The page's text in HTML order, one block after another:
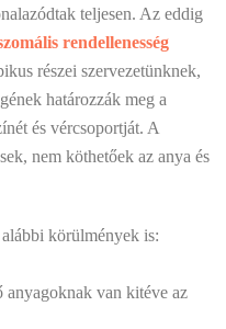
teljesen. Az eddig
rendellenesség
részei szervezetünknek,
határozzák meg a
és vércsoportját. A
nem köthetőek az anya és
körülmények is:
anyagoknak van kitéve az